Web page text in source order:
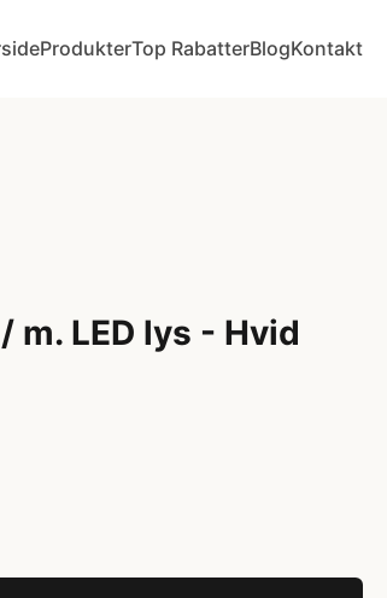
ProdukterTop RabatterBlogKontakt
m. LED lys - Hvid